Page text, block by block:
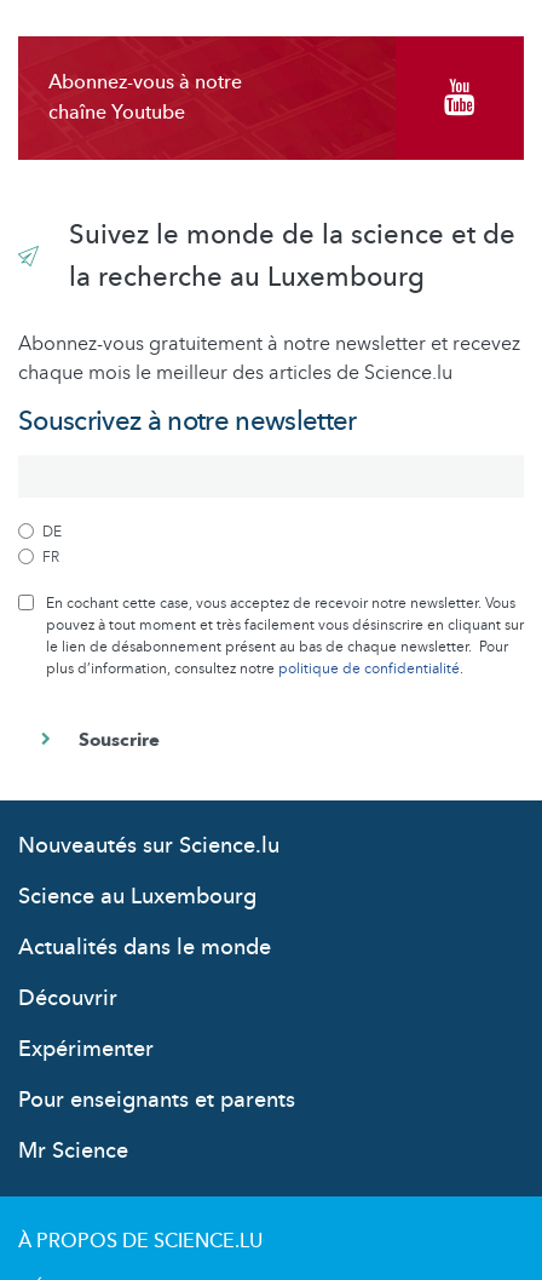
Abonnez-vous à notre
chaîne Youtube
Suivez le monde de la science et de
la recherche au Luxembourg
Abonnez-vous gratuitement à notre newsletter et recevez
chaque mois le meilleur des articles de Science.lu
Souscrivez à notre newsletter
DE
FR
En cochant cette case, vous acceptez de recevoir notre newsletter. Vous
pouvez à tout moment et très facilement vous désinscrire en cliquant sur
le lien de désabonnement présent au bas de chaque newsletter. Pour
plus d’information, consultez notre politique de confidentialité.
Nouveautés sur Science.lu
Science au Luxembourg
Actualités dans le monde
Découvrir
Expérimenter
Pour enseignants et parents
Mr Science
À PROPOS DE SCIENCE.LU